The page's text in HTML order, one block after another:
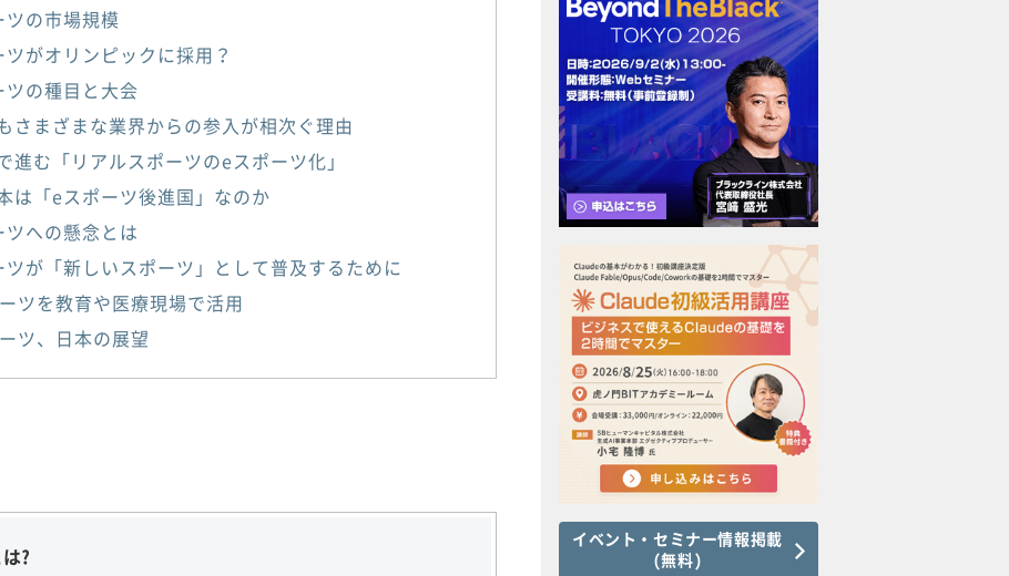
ツの市場規模
がオリンピックに採用？
ツの種目と大会
さまざまな業界からの参入が相次ぐ理由
進む「リアルスポーツのeスポーツ化」
は「eスポーツ後進国」なのか
ツへの懸念とは
ツが「新しいスポーツ」として普及するために
ツを教育や医療現場で活用
ツ、日本の展望
?
イベント・セミナー情報掲載
(無料)